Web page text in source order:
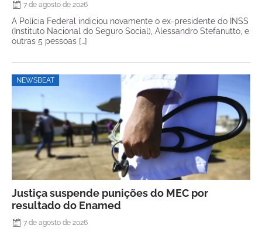
7 de agosto de 2026
A Polícia Federal indiciou novamente o ex-presidente do INSS
(Instituto Nacional do Seguro Social), Alessandro Stefanutto, e
outras 5 pessoas […]
NEWSBEAT
Justiça suspende punições do MEC por
resultado do Enamed
7 de agosto de 2026